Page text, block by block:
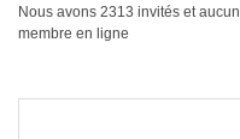
Nous avons 2313 invités et aucun
membre en ligne